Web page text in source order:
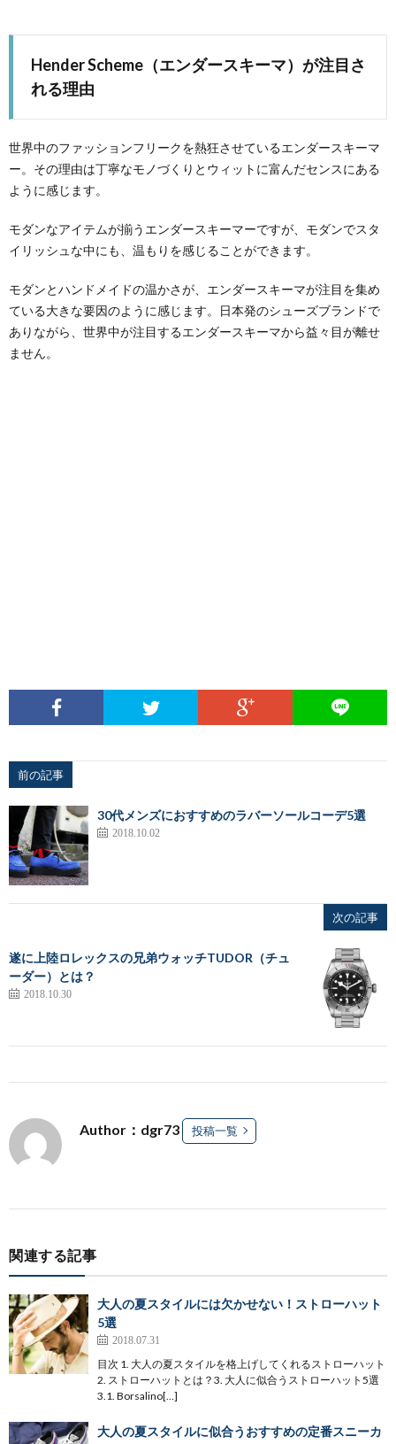
Hender Scheme（エンダースキーマ）が注目さ
れる理由
世界中のファッションフリークを熱狂させているエンダースキーマ
ー。その理由は丁寧なモノづくりとウィットに富んだセンスにある
ように感じます。
モダンなアイテムが揃うエンダースキーマーですが、モダンでスタ
イリッシュな中にも、温もりを感じることができます。
モダンとハンドメイドの温かさが、エンダースキーマが注目を集め
ている大きな要因のように感じます。日本発のシューズブランドで
ありながら、世界中が注目するエンダースキーマから益々目が離せ
ません。
前の記事
30代メンズにおすすめのラバーソールコーデ5選
2018.10.02
次の記事
遂に上陸ロレックスの兄弟ウォッチTUDOR（チュ
ーダー）とは？
2018.10.30
Author：dgr73 投稿一覧
関連する記事
大人の夏スタイルには欠かせない！ストローハット
5選
2018.07.31
目次 1. 大人の夏スタイルを格上げしてくれるストローハット
2. ストローハットとは？3. 大人に似合うストローハット5選
3.1. Borsalino[…]
大人の夏スタイルに似合うおすすめの定番スニーカ